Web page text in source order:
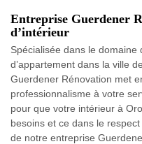
Entreprise Guerdener
d’intérieur
Spécialisée dans le
d’appartement dans la ville
Guerdener Rénovation met
professionnalisme à votre
pour que votre intérieur à
besoins et ce dans le
de notre entreprise